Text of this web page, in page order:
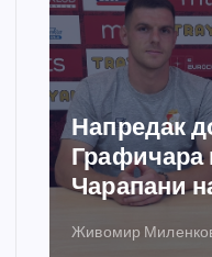
Спортски
добија
грејања
Никола Петровић